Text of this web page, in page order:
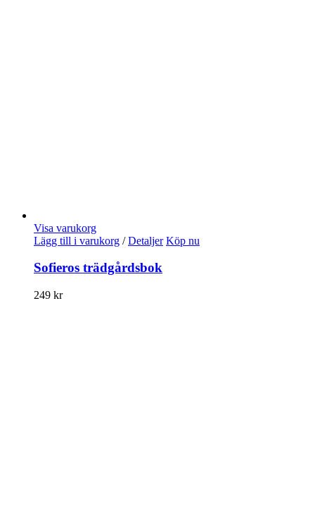
Visa varukorg
Lägg till i varukorg / Detaljer Köp nu
Sofieros trädgårdsbok
249 kr